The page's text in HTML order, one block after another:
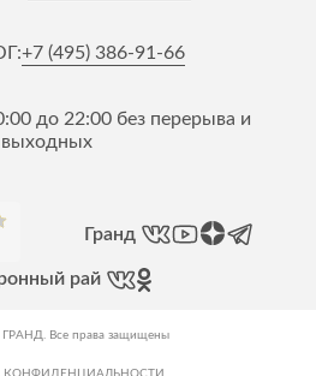
+7 (495) 386-91-66
до 22:00 без перерыва и
выходных
Гранд
рай
Все права защищены
КОНФИДЕНЦИАЛЬНОСТИ